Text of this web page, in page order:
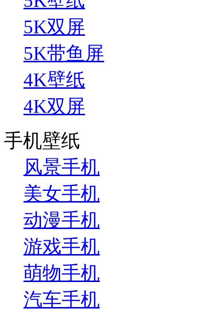
5K双屏
5K带鱼屏
4K壁纸
4K双屏
手机壁纸
风景手机
美女手机
动漫手机
游戏手机
萌物手机
汽车手机